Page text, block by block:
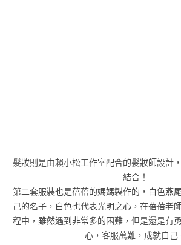
髮妝則是由賴小松工作室配合的髮妝師設計
結合！
第二套服裝也是蓓蓓的媽媽製作的，白色燕
己的名子，白色也代表光明之心，在蓓蓓老
程中，雖然遇到非常多的困難，但是還是有
心，客服萬難，成就自己